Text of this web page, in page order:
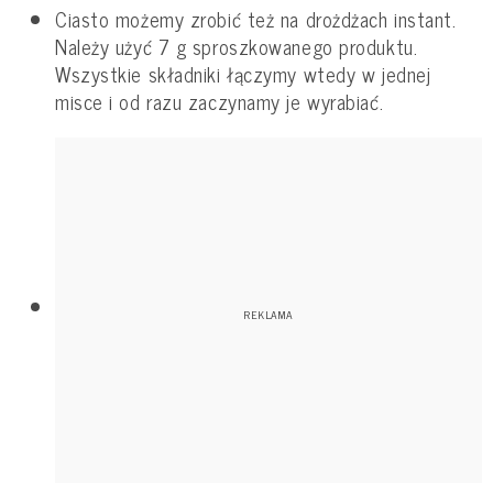
Ciasto możemy zrobić też na drożdżach instant.
Należy użyć 7 g sproszkowanego produktu.
Wszystkie składniki łączymy wtedy w jednej
misce i od razu zaczynamy je wyrabiać.